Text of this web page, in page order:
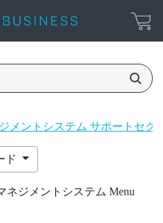
メントシステム サポートセク
ド
ネジメントシステム Menu